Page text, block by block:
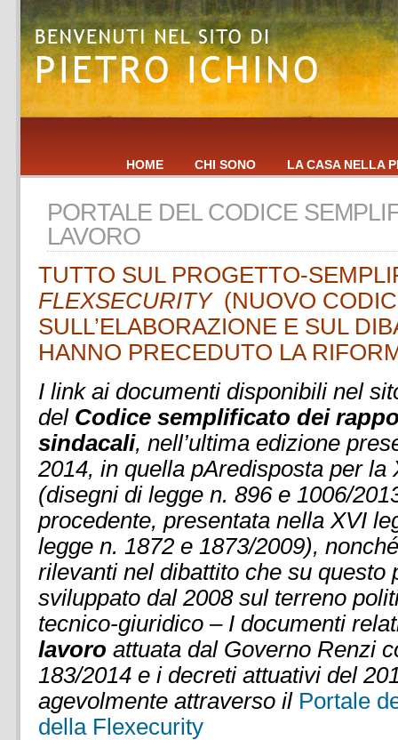
HOME CHI SONO LA CASA NELLA
PORTALE DEL CODICE
LAVORO
TUTTO SUL PROGETTO-
FLEXSECURITY(NUOVO
SULL’ELABORAZIONE E SUL
HANNO PRECEDUTO LA
I link ai documenti disponibili nel
del Codice semplificato dei
sindacali, nell’ultima edizione
2014, in quella pAredisposta per la
(disegni di legge n. 896 e 1006/
procedente, presentata nella XVI
legge n. 1872 e 1873/2009),
rilevanti nel dibattito che su questo
sviluppato dal 2008 sul terreno
tecnico-giuridico – I documenti
lavoro attuata dal Governo Renzi
183/2014 e i decreti attuativi del
agevolmente attraverso il Portale
della Flexecurity